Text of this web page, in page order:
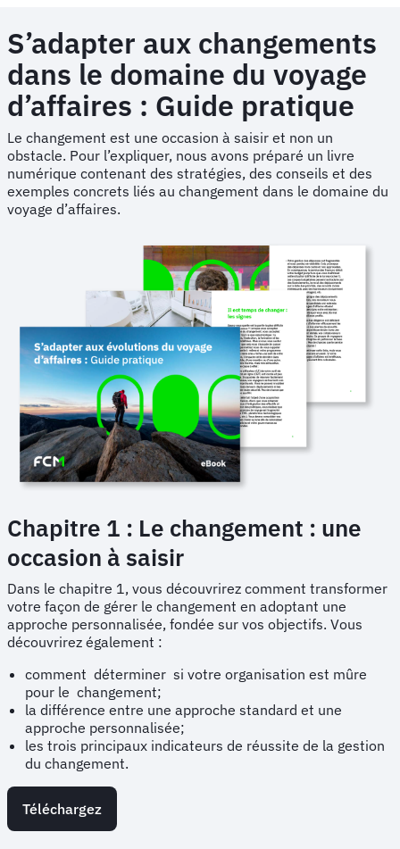
S’adapter aux changements
dans le domaine du voyage
d’affaires : Guide pratique
Le changement est une occasion à saisir et non un
obstacle. Pour l’expliquer, nous avons préparé un livre
numérique contenant des stratégies, des conseils et des
exemples concrets liés au changement dans le domaine du
voyage d’affaires.
Chapitre 1 : Le changement : une
occasion à saisir
Dans le chapitre 1, vous découvrirez comment transformer
votre façon de gérer le changement en adoptant une
approche personnalisée, fondée sur vos objectifs. Vous
découvrirez également :
comment déterminer si votre organisation est mûre
pour le changement;
la différence entre une approche standard et une
approche personnalisée;
les trois principaux indicateurs de réussite de la gestion
du changement.
Téléchargez